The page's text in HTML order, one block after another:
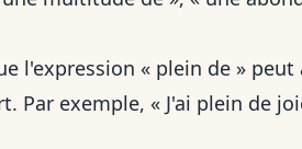
l'expression « plein de » peut
Par exemple, « J'ai plein de